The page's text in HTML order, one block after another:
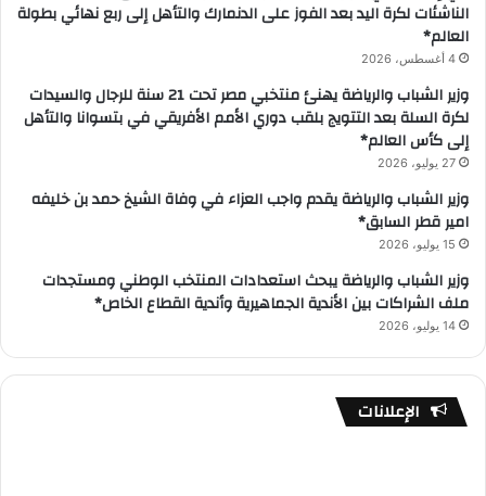
الناشئات لكرة اليد بعد الفوز على الدنمارك والتأهل إلى ربع نهائي بطولة
العالم*
4 أغسطس، 2026
وزير الشباب والرياضة يهنئ منتخبي مصر تحت 21 سنة للرجال والسيدات
لكرة السلة بعد التتويج بلقب دوري الأمم الأفريقي في بتسوانا والتأهل
إلى كأس العالم*
27 يوليو، 2026
وزير الشباب والرياضة يقدم واجب العزاء في وفاة الشيخ حمد بن خليفه
امير قطر السابق*
15 يوليو، 2026
وزير الشباب والرياضة يبحث استعدادات المنتخب الوطني ومستجدات
ملف الشراكات بين الأندية الجماهيرية وأندية القطاع الخاص*
14 يوليو، 2026
الإعلانات